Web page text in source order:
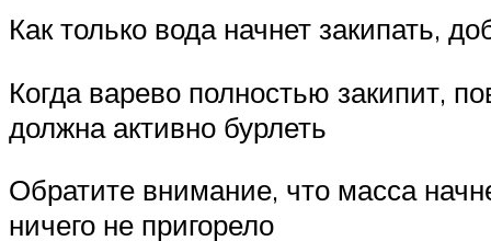
Как только вода начнет закипать,
Когда варево полностью закипит,
должна активно бурлеть
Обратите внимание, что масса
ничего не пригорело